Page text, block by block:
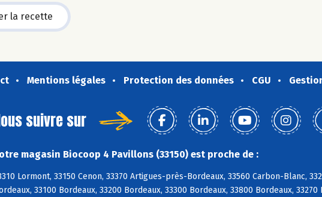
la recette
Mentions légales Protection des données CGU
suivre sur
magasin Biocoop 4 Pavillons (33150) est proche de :
Lormont, 33150 Cenon, 33370 Artigues-près-Bordeaux, 33560 Carbon-Blanc,
33100 Bordeaux, 33200 Bordeaux, 33300 Bordeaux, 33800 Bordeaux,